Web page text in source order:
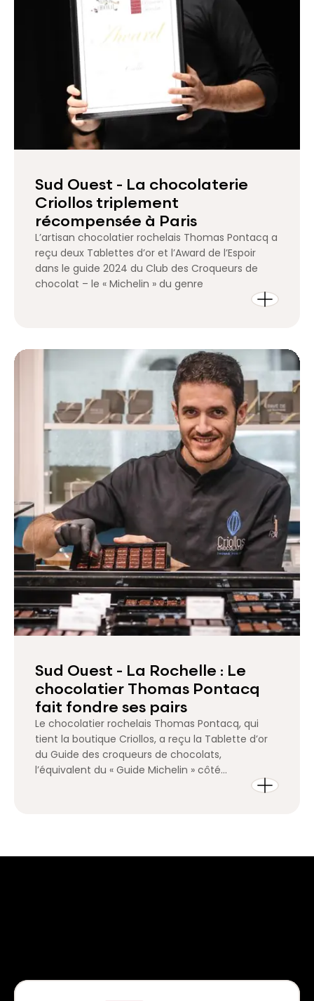
Sud Ouest - La chocolaterie
Criollos triplement
récompensée à Paris
L’artisan chocolatier rochelais Thomas Pontacq a
reçu deux Tablettes d’or et l’Award de l’Espoir
dans le guide 2024 du Club des Croqueurs de
chocolat – le « Michelin » du genre
Sud Ouest - La Rochelle : Le
chocolatier Thomas Pontacq
fait fondre ses pairs
Le chocolatier rochelais Thomas Pontacq, qui
tient la boutique Criollos, a reçu la Tablette d’or
du Guide des croqueurs de chocolats,
l’équivalent du « Guide Michelin » côté
restaurateurs. Le jury a encensé quatre de ses